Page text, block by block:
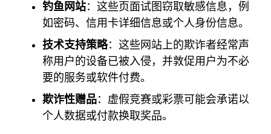
钓鱼网站：这些页面试图窃取敏感信息，例
如密码、信用卡详细信息或个人身份信息。
技术支持策略：这些网站上的欺诈者经常声
称用户的设备已被入侵，并敦促用户为不必
要的服务或软件付费。
欺诈性赠品：虚假竞赛或彩票可能会承诺以
个人数据或付款换取奖品。